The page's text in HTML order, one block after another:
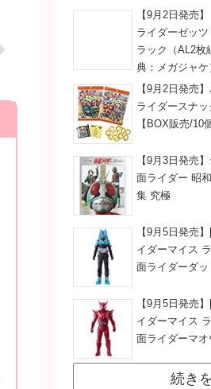
【9月2日発売
ライダーゼッ
ラック（AL2枚
典：メガジャケ
【9月2日発売
ライダースナ
【BOX販売/10
【9月3日発売
面ライダー 昭
集 究極
【9月5日発売
イダーマイス
面ライダーダ
【9月5日発売
イダーマイス
面ライダーマ
続き